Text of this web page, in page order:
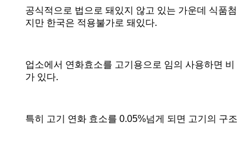
공식적으로 법으로 돼있지 않고 있는 가운데 식품
지만 한국은 적용불가로 돼있다.
업소에서 연화효소를 고기용으로 임의 사용하면
가 있다.
특히 고기 연화 효소를 0.05%넘게 되면 고기의 구